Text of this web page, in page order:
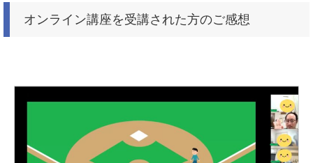
オンライン講座を受講された方のご感想